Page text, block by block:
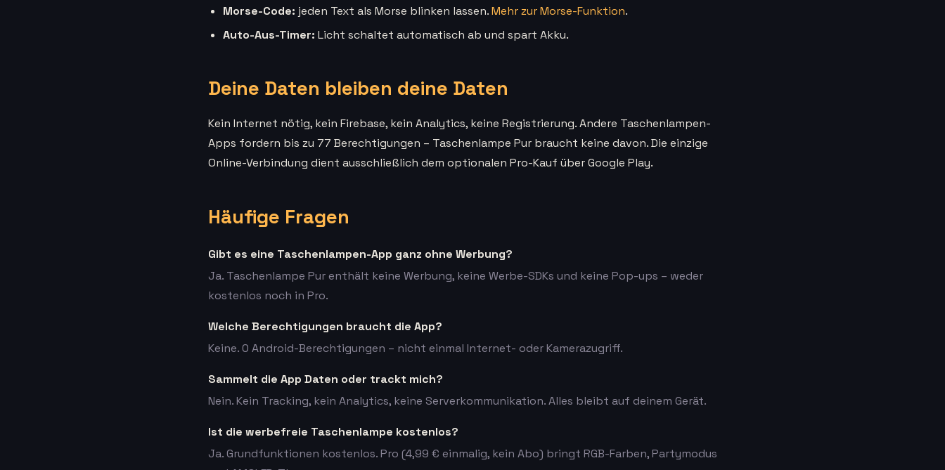
Morse-Code: jeden Text als Morse blinken lassen.Mehr zur Morse-Funktion.
Auto-Aus-Timer: Licht schaltet automatisch ab und spart Akku.
Deine Daten bleiben deine Daten
Kein Internet nötig, kein Firebase, kein Analytics, keine Registrierung. Andere Taschenlampen-
Apps fordern bis zu 77 Berechtigungen – Taschenlampe Pur braucht keine davon. Die einzige
Online-Verbindung dient ausschließlich dem optionalen Pro-Kauf über Google Play.
Häufige Fragen
Gibt es eine Taschenlampen-App ganz ohne Werbung?
Ja. Taschenlampe Pur enthält keine Werbung, keine Werbe-SDKs und keine Pop-ups – weder
kostenlos noch in Pro.
Welche Berechtigungen braucht die App?
Keine. 0 Android-Berechtigungen – nicht einmal Internet- oder Kamerazugriff.
Sammelt die App Daten oder trackt mich?
Nein. Kein Tracking, kein Analytics, keine Serverkommunikation. Alles bleibt auf deinem Gerät.
Ist die werbefreie Taschenlampe kostenlos?
Ja. Grundfunktionen kostenlos. Pro (4,99 € einmalig, kein Abo) bringt RGB-Farben, Partymodus